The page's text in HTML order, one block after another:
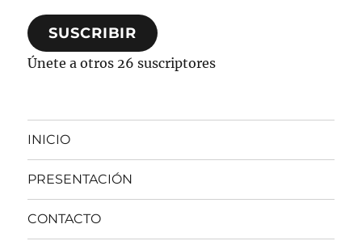
correo
electrónico
SUSCRIBIR
Únete a otros 26 suscriptores
INICIO
PRESENTACIÓN
CONTACTO